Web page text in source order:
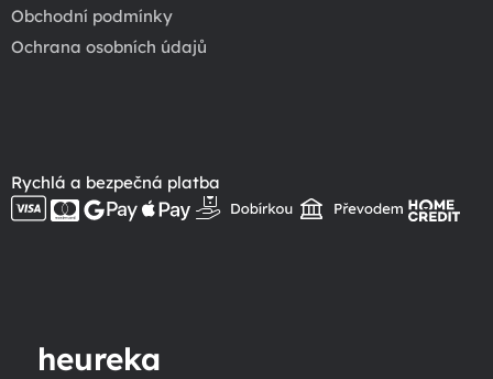
Obchodní podmínky
Ochrana osobních údajů
Rychlá a bezpečná platba
heureka